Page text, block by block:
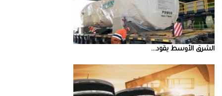
الشرق‭ ‬الأوسط‭ ‬يقود‭ ...